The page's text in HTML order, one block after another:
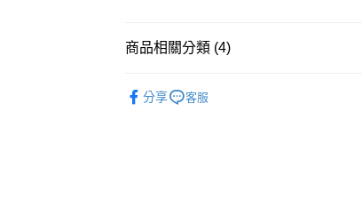
每筆NT$80，滿NT$3,000(含以上)免運費
每筆NT$80，滿NT$3,000(含以上)免運費
商品相關分類 (4)
分享 客服